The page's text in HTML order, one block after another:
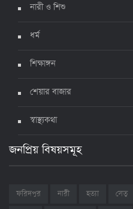
নারী ও শিশু
ধর্ম
শিক্ষাঙ্গন
শেয়ার বাজার
স্বাস্থ্যকথা
জনপ্রিয় বিষয়সমূহ
ফরিদপুর নারী হত্যা সেতু